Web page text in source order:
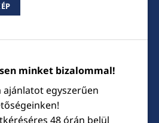
minket bizalommal!
ajánlatot egyszerűen
48 órán belül